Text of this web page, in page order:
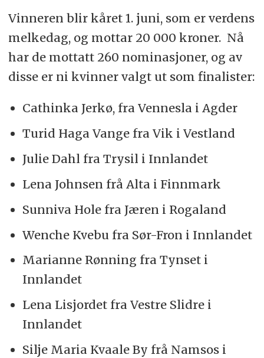
Vinneren blir kåret 1. juni, som er verdens
melkedag, og mottar 20 000 kroner. Nå
har de mottatt 260 nominasjoner, og av
disse er ni kvinner valgt ut som finalister:
Cathinka Jerkø, fra Vennesla i Agder
Turid Haga Vange fra Vik i Vestland
Julie Dahl fra Trysil i Innlandet
Lena Johnsen frå Alta i Finnmark
Sunniva Hole fra Jæren i Rogaland
Wenche Kvebu fra Sør-Fron i Innlandet
Marianne Rønning fra Tynset i
Innlandet
Lena Lisjordet fra Vestre Slidre i
Innlandet
Silje Maria Kvaale By frå Namsos i